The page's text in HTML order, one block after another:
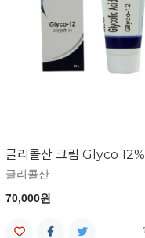
글리콜산 크림 Glyco 12%
글리콜산
70,000원